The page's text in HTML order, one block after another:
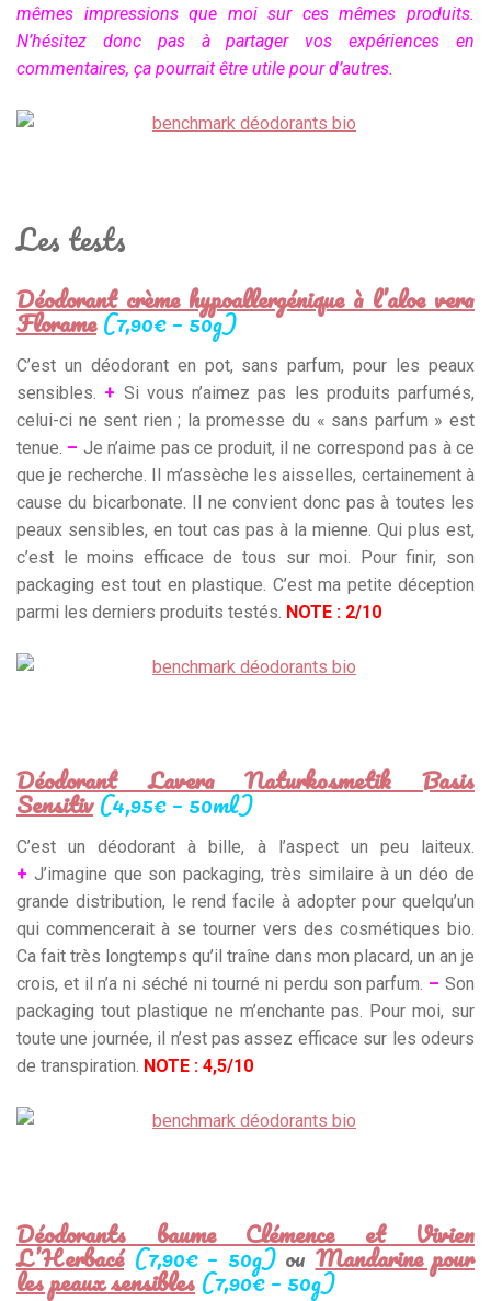
mêmes impressions que moi sur ces mêmes produits.
N’hésitez donc pas à partager vos expériences en
commentaires, ça pourrait être utile pour d’autres.
Les tests
Déodorant crème hypoallergénique à l’aloe vera
Florame(7,90€ – 50g)
C’est un déodorant en pot, sans parfum, pour les peaux
sensibles. + Si vous n’aimez pas les produits parfumés,
celui-ci ne sent rien ; la promesse du « sans parfum » est
tenue. – Je n’aime pas ce produit, il ne correspond pas à ce
que je recherche. Il m’assèche les aisselles, certainement à
cause du bicarbonate. Il ne convient donc pas à toutes les
peaux sensibles, en tout cas pas à la mienne. Qui plus est,
c’est le moins efficace de tous sur moi. Pour finir, son
packaging est tout en plastique. C’est ma petite déception
parmi les derniers produits testés. NOTE : 2/10
Déodorant Lavera Naturkosmetik Basis
Sensitiv(4,95€ – 50ml)
C’est un déodorant à bille, à l’aspect un peu laiteux.
+ J’imagine que son packaging, très similaire à un déo de
grande distribution, le rend facile à adopter pour quelqu’un
qui commencerait à se tourner vers des cosmétiques bio.
Ca fait très longtemps qu’il traîne dans mon placard, un an je
crois, et il n’a ni séché ni tourné ni perdu son parfum. – Son
packaging tout plastique ne m’enchante pas. Pour moi, sur
toute une journée, il n’est pas assez efficace sur les odeurs
de transpiration. NOTE : 4,5/10
Déodorants baume Clémence et Vivien
L’Herbacé (7,90€ – 50g)ouMandarine pour
les peaux sensibles (7,90€ – 50g)